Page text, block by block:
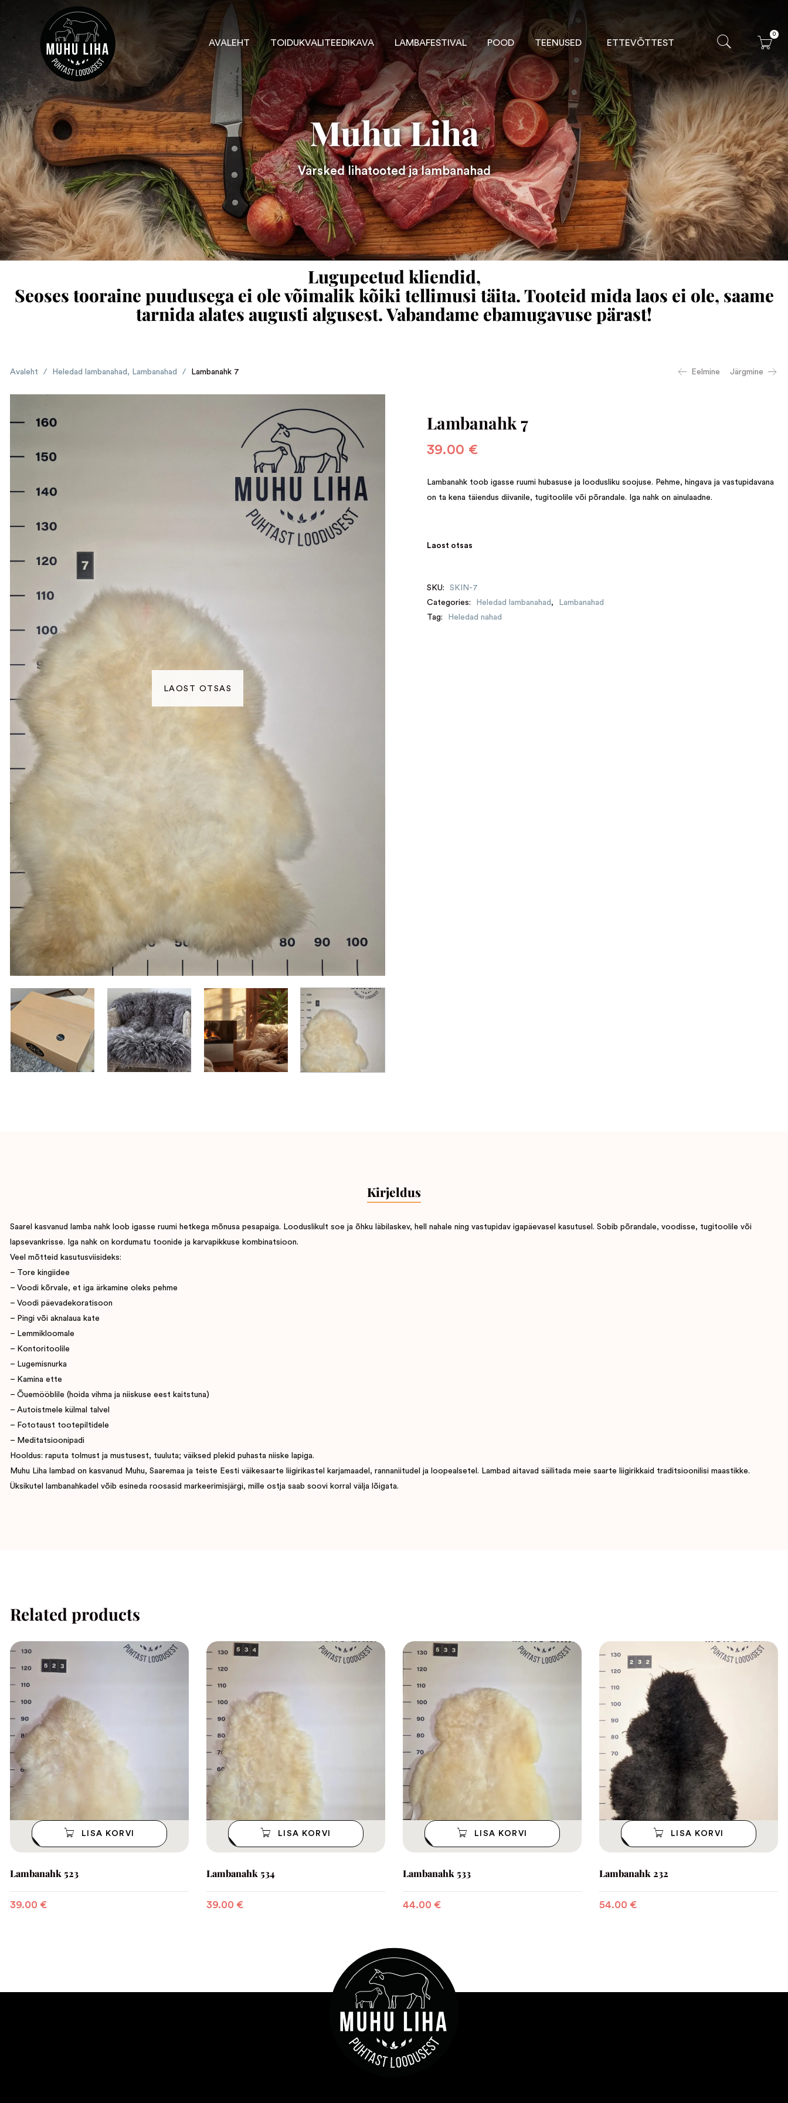
AVALEHT TOIDUKVALITEEDIKAVA LAMBAFESTIVAL POOD TEENUSED ETTEVÕTTEST
0
Muhu Liha
Värsked lihatooted ja lambanahad
Lugupeetud kliendid,
Seoses tooraine puudusega ei ole võimalik kõiki tellimusi täita. Tooteid mida laos ei ole, saame
tarnida alates augusti algusest. Vabandame ebamugavuse pärast!
Avaleht / Heledad lambanahad , Lambanahad / Lambanahk 7 Eelmine Järgmine
LAOST OTSAS
Lambanahk 7
39.00 €
Lambanahk toob igasse ruumi hubasuse ja loodusliku soojuse. Pehme, hingava ja vastupidavana
on ta kena täiendus diivanile, tugitoolile või põrandale. Iga nahk on ainulaadne.
Laost otsas
SKU:
SKIN-7
Categories:
Heledad lambanahad ,
Lambanahad
Tag:
Heledad nahad
Kirjeldus
Saarel kasvanud lamba nahk loob igasse ruumi hetkega mõnusa pesapaiga. Looduslikult soe ja õhku läbilaskev, hell nahale ning vastupidav igapäevasel kasutusel. Sobib põrandale, voodisse, tugitoolile või
lapsevankrisse. Iga nahk on kordumatu toonide ja karvapikkuse kombinatsioon.
Veel mõtteid kasutusviisideks:
– Tore kingiidee
– Voodi kõrvale, et iga ärkamine oleks pehme
– Voodi päevadekoratisoon
– Pingi või aknalaua kate
– Lemmikloomale
– Kontoritoolile
– Lugemisnurka
– Kamina ette
– Õuemööblile (hoida vihma ja niiskuse eest kaitstuna)
– Autoistmele külmal talvel
– Fototaust tootepiltidele
– Meditatsioonipadi
Hooldus: raputa tolmust ja mustusest, tuuluta; väiksed plekid puhasta niiske lapiga.
Muhu Liha lambad on kasvanud Muhu, Saaremaa ja teiste Eesti väikesaarte liigirikastel karjamaadel, rannaniitudel ja loopealsetel. Lambad aitavad säilitada meie saarte liigirikkaid traditsioonilisi maastikke.
Üksikutel lambanahkadel võib esineda roosasid markeerimisjärgi, mille ostja saab soovi korral välja lõigata.
Related products
LISA KORVI
Lambanahk 523
39.00 €
LISA KORVI
Lambanahk 534
39.00 €
LISA KORVI
Lambanahk 533
44.00 €
LISA KORVI
Lambanahk 232
54.00 €